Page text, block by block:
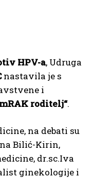
HPV-a, Udruga
nastavila je s
i
roditelj“.
na debati su
Bilić-Kirin,
dr.sc.Iva
ginekologije i